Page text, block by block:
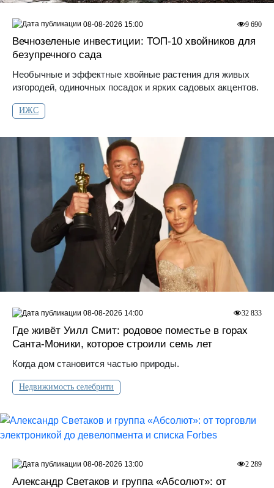
Вечнозеленые инвестиции: ТОП-10 хвойников для
безупречного сада
Необычные и эффектные хвойные растения для живых
изгородей, одиночных посадок и ярких садовых акцентов.
ИЖС
9 690
08-08-2026 15:00
Где живёт Уилл Смит: родовое поместье в горах
Санта‑Моники, которое строили семь лет
Когда дом становится частью природы.
Недвижимость селебрити
32 833
08-08-2026 14:00
Александр Светаков и группа «Абсолют»: от
2 289
08-08-2026 13:00